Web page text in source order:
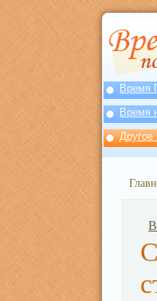
Время
Время
Другое